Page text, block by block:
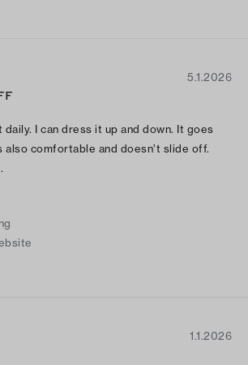
5.1.2026
I can dress it up and down. It goes
also comfortable and doesn’t slide off.
1.1.2026